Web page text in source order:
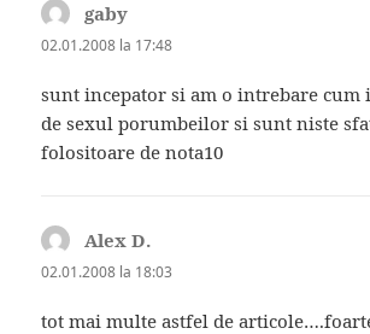
gaby
02.01.2008 la 17:48
sunt incepator si am o intrebare cum
de sexul porumbeilor si sunt niste
folositoare de nota10
Alex D.
02.01.2008 la 18:03
tot mai multe astfel de